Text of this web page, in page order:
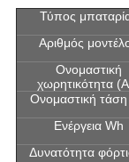
Τύπος
Αριθμός
Ονομαστική
χωρητικότητα
Ονομαστική
Ενέργεια Wh
Δυνατότητα